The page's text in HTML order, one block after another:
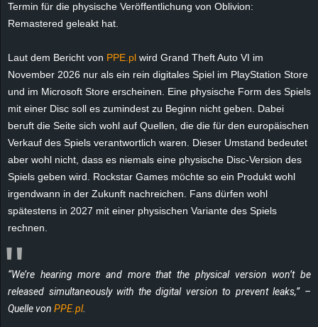
Termin für die physische Veröffentlichung von Oblivion:
Remastered geleakt hat.
Laut dem Bericht von PPE.pl wird Grand Theft Auto VI im
November 2026 nur als ein rein digitales Spiel im PlayStation Store
und im Microsoft Store erscheinen. Eine physische Form des Spiels
mit einer Disc soll es zumindest zu Beginn nicht geben. Dabei
beruft die Seite sich wohl auf Quellen, die die für den europäischen
Verkauf des Spiels verantwortlich waren. Dieser Umstand bedeutet
aber wohl nicht, dass es niemals eine physische Disc-Version des
Spiels geben wird. Rockstar Games möchte so ein Produkt wohl
irgendwann in der Zukunft nachreichen. Fans dürfen wohl
spätestens in 2027 mit einer physischen Variante des Spiels
rechnen.
“We’re hearing more and more that the physical version won’t be
released simultaneously with the digital version to prevent leaks,” –
Quelle von PPE.pl.